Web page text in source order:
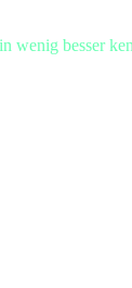
wenig besser